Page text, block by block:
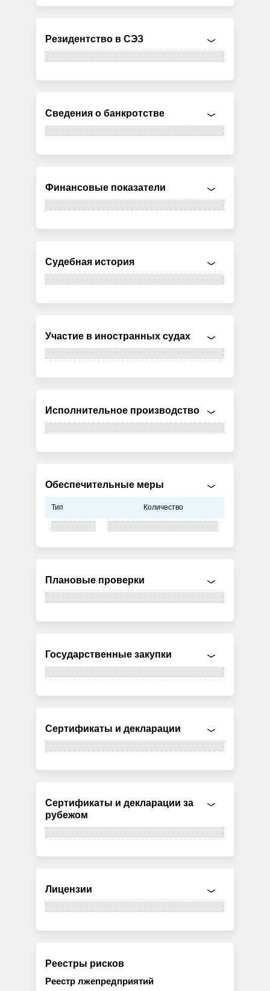
Резидентство в СЭЗ
Сведения о банкротстве
Финансовые показатели
Судебная история
Участие в иностранных судах
Исполнительное производство
Обеспечительные меры
Тип Количество
Плановые проверки
Государственные закупки
Сертификаты и декларации
Сертификаты и декларации за
рубежом
Лицензии
Реестры рисков
Реестр лжепредприятий